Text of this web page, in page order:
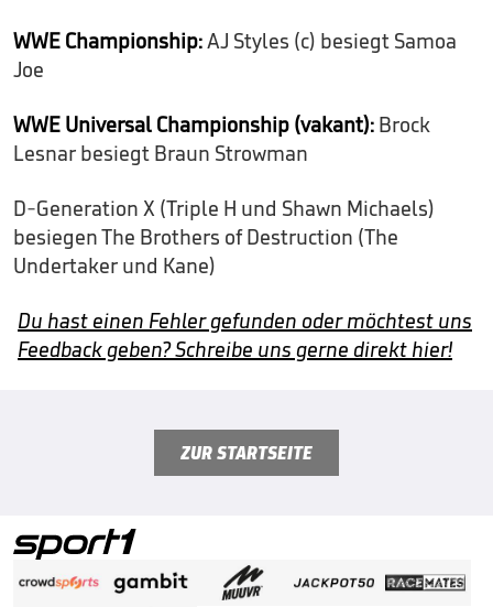
WWE Championship:AJ Styles (c) besiegt Samoa
Joe
WWE Universal Championship (vakant): Brock
Lesnar besiegt Braun Strowman
D-Generation X (Triple H und Shawn Michaels)
besiegen The Brothers of Destruction (The
Undertaker und Kane)
Du hast einen Fehler gefunden oder möchtest uns
Feedback geben? Schreibe uns gerne direkt hier!
ZUR STARTSEITE